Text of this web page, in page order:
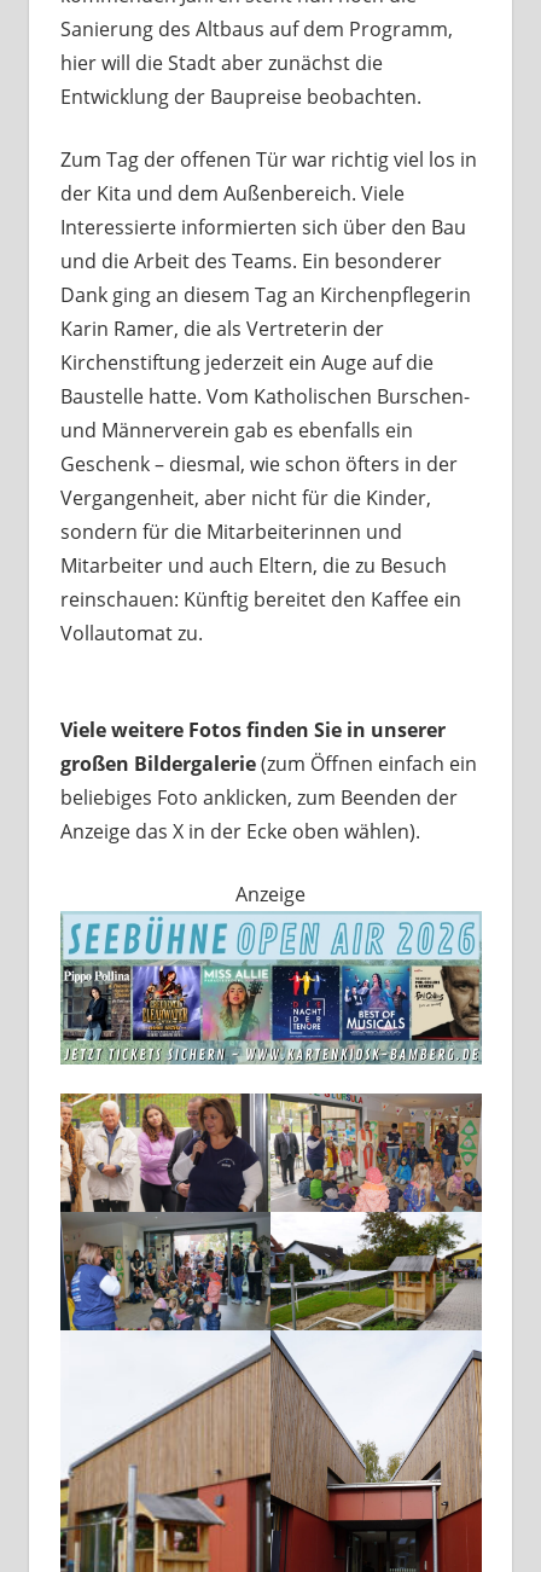
Sanierung des Altbaus auf dem Programm,
hier will die Stadt aber zunächst die
Entwicklung der Baupreise beobachten.
Zum Tag der offenen Tür war richtig viel los in
der Kita und dem Außenbereich. Viele
Interessierte informierten sich über den Bau
und die Arbeit des Teams. Ein besonderer
Dank ging an diesem Tag an Kirchenpflegerin
Karin Ramer, die als Vertreterin der
Kirchenstiftung jederzeit ein Auge auf die
Baustelle hatte. Vom Katholischen Burschen-
und Männerverein gab es ebenfalls ein
Geschenk – diesmal, wie schon öfters in der
Vergangenheit, aber nicht für die Kinder,
sondern für die Mitarbeiterinnen und
Mitarbeiter und auch Eltern, die zu Besuch
reinschauen: Künftig bereitet den Kaffee ein
Vollautomat zu.
Viele weitere Fotos finden Sie in unserer
großen Bildergalerie(zum Öffnen einfach ein
beliebiges Foto anklicken, zum Beenden der
Anzeige das X in der Ecke oben wählen).
Anzeige